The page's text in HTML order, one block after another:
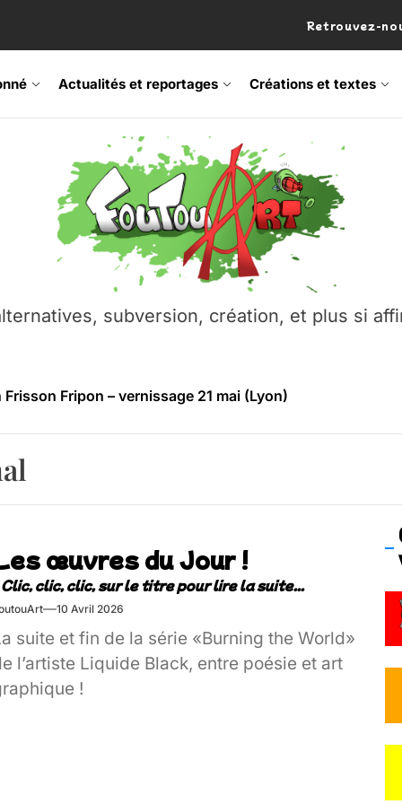
Retrouvez-
Actualités et reportages Créations et textes
subversion, création, et plus si
Fripon – vernissage 21 mai (Lyon)
Festival – Samedi 18 juillet (Vaulx-en-Velin)
– Ŝtono, un livre réalisé par Michaël Moretti & Pierre
contre l’A412 à l’Établi (Haute-Savoie)
Fripon – vernissage 21 mai (Lyon)
Festival – Samedi 18 juillet (Vaulx-en-Velin)
œuvres du Jour !
10 Avril 2026
suite et fin de la série «Burning the World»
l’artiste Liquide Black, entre poésie et art
!